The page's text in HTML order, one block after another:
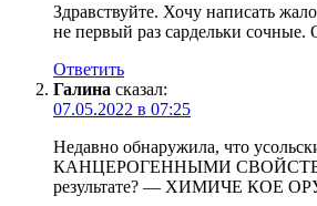
Здравствуйте. Хочу написать
не первый раз сардельки сочные.
Ответить
Галина сказал:
07.05.2022 в 07:25
Недавно обнаружила, что
КАНЦЕРОГЕННЫМИ СВОЙСТВАМИ и
результате? — ХИМИЧЕ КОЕ